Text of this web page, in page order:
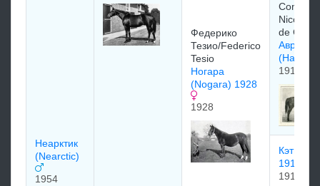
Неарктик
(Nearctic)
1954
Федерико
Тезио/Federico
Tesio
Ногара
(Nogara) 1928
1928
Comte
Nicolay
de
Авресак
1915
Кэтнип
1910)
1910